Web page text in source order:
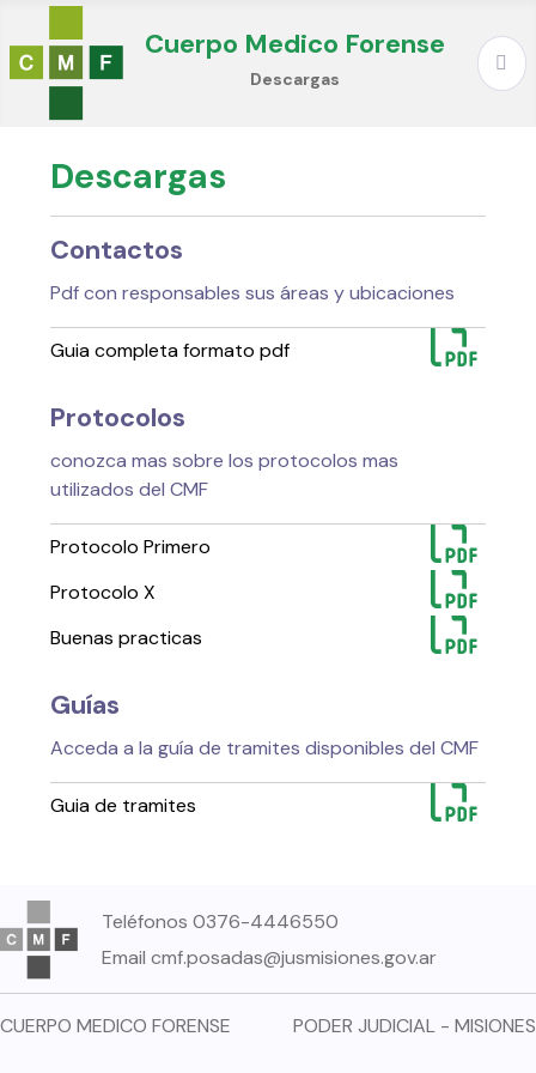
Cuerpo Medico Forense
Descargas
Descargas
Contactos
Pdf con responsables sus áreas y ubicaciones
Guia completa formato pdf
Protocolos
conozca mas sobre los protocolos mas
utilizados del CMF
Protocolo Primero
Protocolo X
Buenas practicas
Guías
Acceda a la guía de tramites disponibles del CMF
Guia de tramites
Teléfonos 0376-4446550
Email cmf.posadas@jusmisiones.gov.ar
CUERPO MEDICO FORENSE PODER JUDICIAL - MISIONES